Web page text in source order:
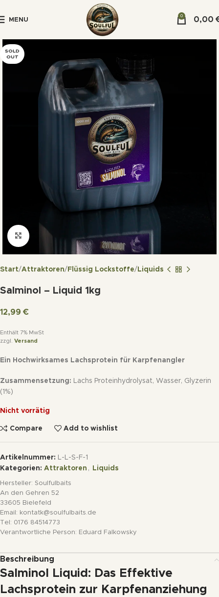
MENU
0 0,00
SOLD
OUT
Click to enlarge
Start Attraktoren Flüssig Lockstoffe Liquids
Salminol – Liquid 1kg
12,99 €
Enthält 7% MwSt
zzgl. Versand
Ein Hochwirksames Lachsprotein für Karpfenangler
Zusammensetzung: Lachs Proteinhydrolysat, Wasser, Glyzerin
(1%)
Nicht vorrätig
Compare Add to wishlist
Artikelnummer: L-L-S-F-1
Kategorien: Attraktoren , Liquids
Hersteller: Soulfulbaits
An den Gehren 52
33605 Bielefeld
Email: kontatk@soulfulbaits.de
Tel: 0176 84514773
Verantwortliche Person: Eduard Falkowsky
Beschreibung
Salminol Liquid: Das Effektive
Lachsprotein zur Karpfenanziehung